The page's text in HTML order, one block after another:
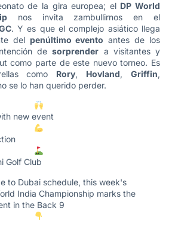
de la gira europea; el DP World
nos invita zambullirnos en el
. Y es que el complejo asiático llega
del penúltimo evento antes de los
desorprender a visitantes y
como parte de este nuevo torneo. Es
como Rory, Hovland,Griffin,
se lo han querido perder.
new event
Golf Club
to Dubai schedule, this week's
India Championship marks the
in the Back 9